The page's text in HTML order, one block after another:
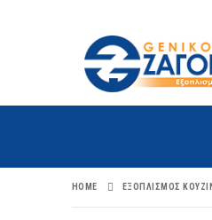
HOME ΕΞΟΠΛΙΣΜΌΣ